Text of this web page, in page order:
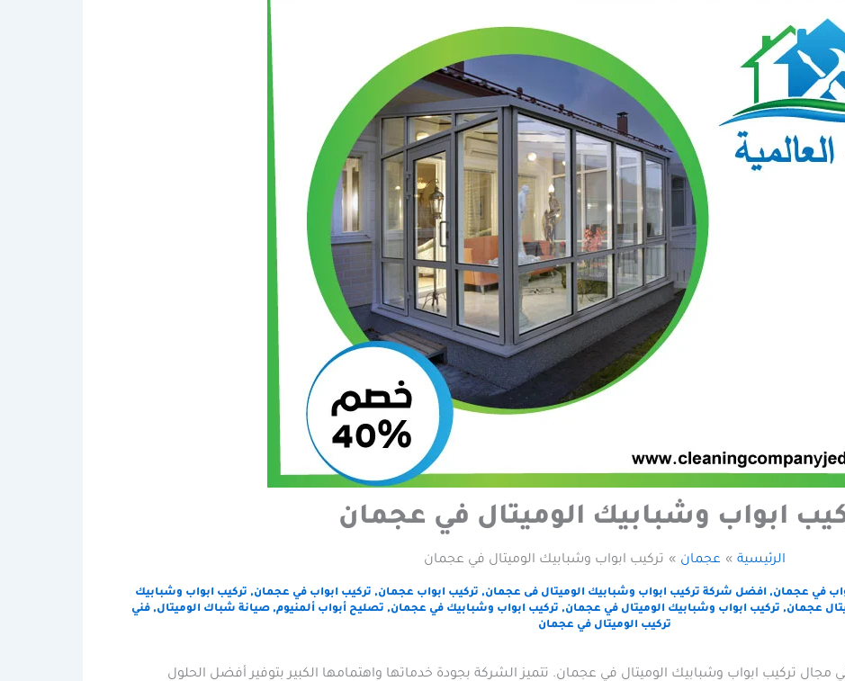
ابواب وشبابيك الوميتال في عجمان
الرئيسية عجمان تركيب ابواب وشبابيك الوميتال في عجمان
في عجمان, افضل شركة تركيب ابواب وشبابيك الوميتال فى عجمان, تركيب ابواب عجمان, تركيب ابواب في عجمان, تركيب ابواب وشبابيك
عجمان, تركيب ابواب وشبابيك الوميتال في عجمان, تركيب ابواب وشبابيك في عجمان, تصليح أبواب ألمنيوم,صيانة شباك الوميتال,فني
تركيب الوميتال في عجمان
مجال تركيب ابواب وشبابيك الوميتال في عجمان. تتميز الشركة بجودة خدماتها واهتمامها الكبير بتوفير أفضل الحلول